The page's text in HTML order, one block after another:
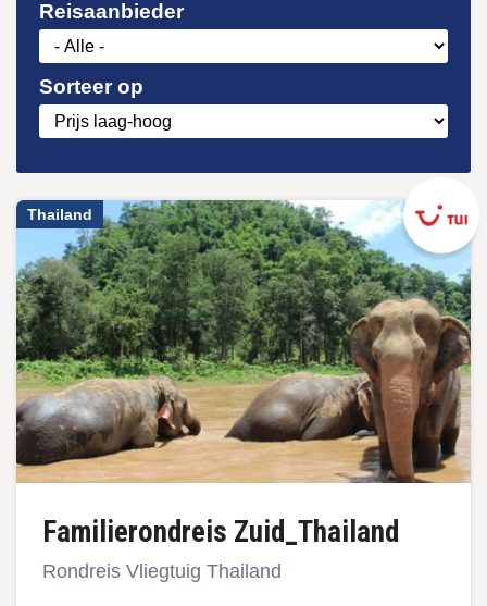
Reisaanbieder
Sorteer op
Thailand
Familierondreis Zuid_Thailand
Rondreis Vliegtuig Thailand